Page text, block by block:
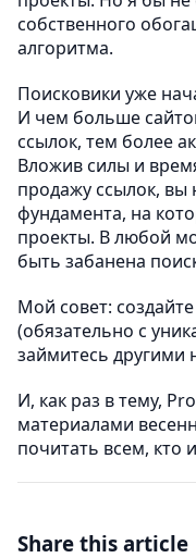
собственного
алгоритма.
Поисковики уже
И чем больше
ссылок, тем более
Вложив силы и
продажу ссылок,
фундамента, на
проекты. В любой
быть забанена
Мой совет:
(обязательно с
займитесь другими
И, как раз в тему,
материалами
почитать всем, кто
Share this article